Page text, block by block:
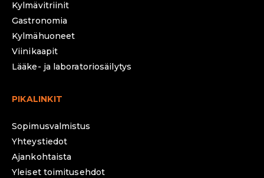
Kylmävitriinit
Gastronomia
Kylmähuoneet
Viinikaapit
Lääke- ja laboratoriosäilytys
PIKALINKIT
Sopimusvalmistus
Yhteystiedot
Ajankohtaista
Yleiset toimitusehdot